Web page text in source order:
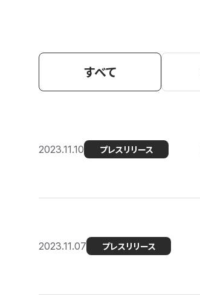
すべて
2023.11.10 プレスリリース
2023.11.07 プレスリリース